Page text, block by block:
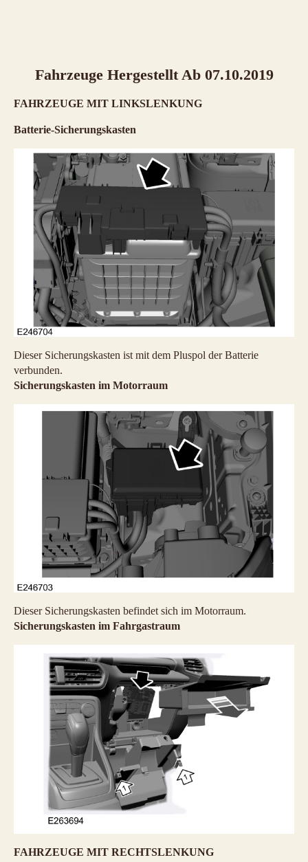
Fahrzeuge Hergestellt Ab 07.10.2019
FAHRZEUGE MIT LINKSLENKUNG
Batterie-Sicherungskasten
Dieser Sicherungskasten ist mit dem Pluspol der Batterie
verbunden.
Sicherungskasten im Motorraum
Dieser Sicherungskasten befindet sich im Motorraum.
Sicherungskasten im Fahrgastraum
FAHRZEUGE MIT RECHTSLENKUNG